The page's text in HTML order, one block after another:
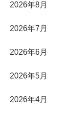
2026年8月
2026年7月
2026年6月
2026年5月
2026年4月